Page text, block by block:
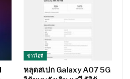
ข่าวไอที
หลุดสเปก Galaxy A07 5G